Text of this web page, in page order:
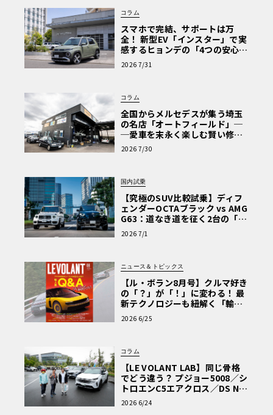
コラム
スマホで完結、サポートは万
全！ 新型EV「インスター」で実
感するヒョンデの「4つの安心」
【第1回・ヒョンデ6つの疑問：
Why? Hyundai?】〈PR〉
2026 7/31
コラム
全国からメルセデスが集う埼玉
の名店「オートフィールド」─
─愛車を末永く楽しむ賢い修理
術と、プロがフックス製オイル
を選ぶ理由〈PR〉
2026 7/30
国内試乗
【究極のSUV比較試乗】ディフ
ェンダーOCTAブラック vs AMG
G63：道なき道を征く2台の「対
極的アプローチ」
2026 7/1
ニュース＆トピックス
【ル・ボラン8月号】クルマ好き
の「？」が「！」に変わる！ 最
新テクノロジーも紐解く「輸入
車Q&A」
2026 6/25
コラム
【LE VOLANT LAB】同じ骨格
でどう違う？ プジョー5008／シ
トロエンC5エアクロス／DS Nº4
読者一気乗りレポート
2026 6/24